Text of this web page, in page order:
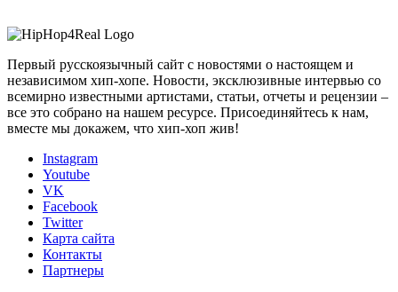
Первый русскоязычный сайт с новостями о настоящем и
независимом хип-хопе. Новости, эксклюзивные интервью со
всемирно известными артистами, статьи, отчеты и рецензии –
все это собрано на нашем ресурсе. Присоединяйтесь к нам,
вместе мы докажем, что хип-хоп жив!
Instagram
Youtube
VK
Facebook
Twitter
Карта сайта
Контакты
Партнеры